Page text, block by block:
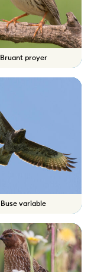
Bruant proyer
Buse variable